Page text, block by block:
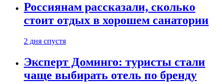
Россиянам рассказали, сколько
стоит отдых в хорошем санатории
2 дня спустя
Эксперт Доминго: туристы стали
чаще выбирать отель по бренду